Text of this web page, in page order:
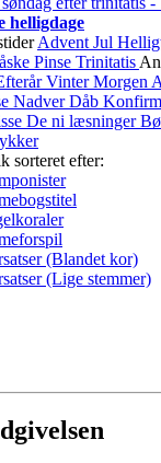
helligdage
Advent Jul
Pinse Trinitatis
VinterMorgen
NadverDåb
De ni læsninger
sorteret efter:
(Blandet kor)
(Lige stemmer)